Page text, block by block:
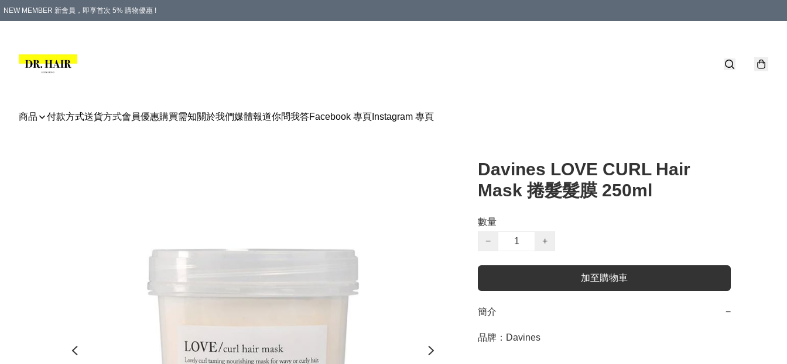
NEW MEMBER 新會員，即享首次 5% 購物優惠 !
商品 付款方式送貨方式會員優惠購買需知關於我們媒體報道你問我答Facebook 專頁 Instagram 專頁
Davines LOVE CURL Hair
Mask 捲髮髮膜 250ml
數量
−
+
加至購物車
簡介 −
品牌：Davines